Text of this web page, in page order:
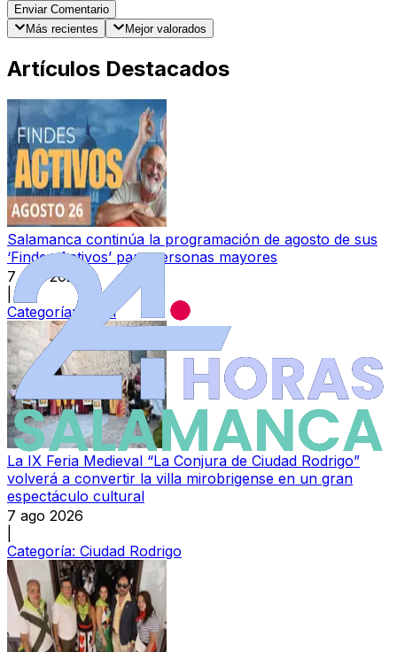
Enviar Comentario
Más recientes
Mejor valorados
Artículos Destacados
Salamanca continúa la programación de agosto de sus
‘Findes Activos’ para personas mayores
7 ago 2026
Categoría:
Local
La IX Feria Medieval “La Conjura de Ciudad Rodrigo”
volverá a convertir la villa mirobrigense en un gran
espectáculo cultural
7 ago 2026
Categoría: Ciudad Rodrigo